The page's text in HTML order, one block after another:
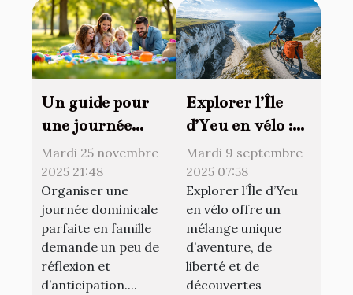
Un guide pour
une journée
dominicale
parfaite en
famille
Mardi 25 novembre
2025 21:48
Organiser une
journée dominicale
parfaite en famille
demande un peu de
réflexion et
d’anticipation....
Explorer l’Île
d’Yeu en vélo :
astuces et
meilleurs
circuits
Mardi 9 septembre
2025 07:58
Explorer l’Île d’Yeu
en vélo offre un
mélange unique
d’aventure, de
liberté et de
découvertes